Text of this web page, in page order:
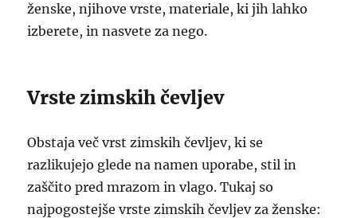
ženske, njihove vrste, materiale, ki jih lahko
izberete, in nasvete za nego.
Vrste zimskih čevljev
Obstaja več vrst zimskih čevljev, ki se
razlikujejo glede na namen uporabe, stil in
zaščito pred mrazom in vlago. Tukaj so
najpogostejše vrste zimskih čevljev za ženske: